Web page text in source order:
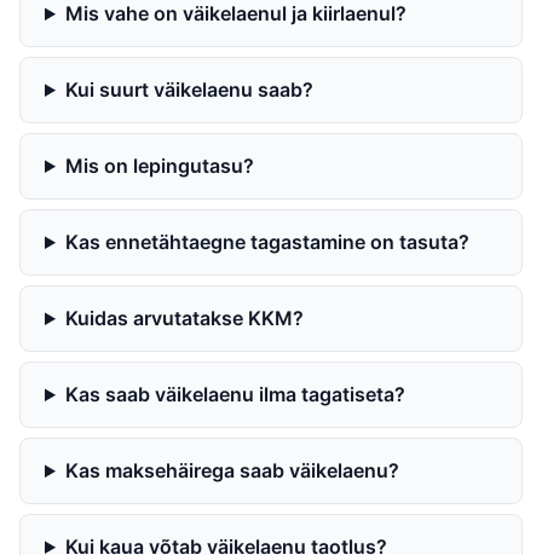
Mis vahe on väikelaenul ja kiirlaenul?
Kui suurt väikelaenu saab?
Mis on lepingutasu?
Kas ennetähtaegne tagastamine on tasuta?
Kuidas arvutatakse KKM?
Kas saab väikelaenu ilma tagatiseta?
Kas maksehäirega saab väikelaenu?
Kui kaua võtab väikelaenu taotlus?